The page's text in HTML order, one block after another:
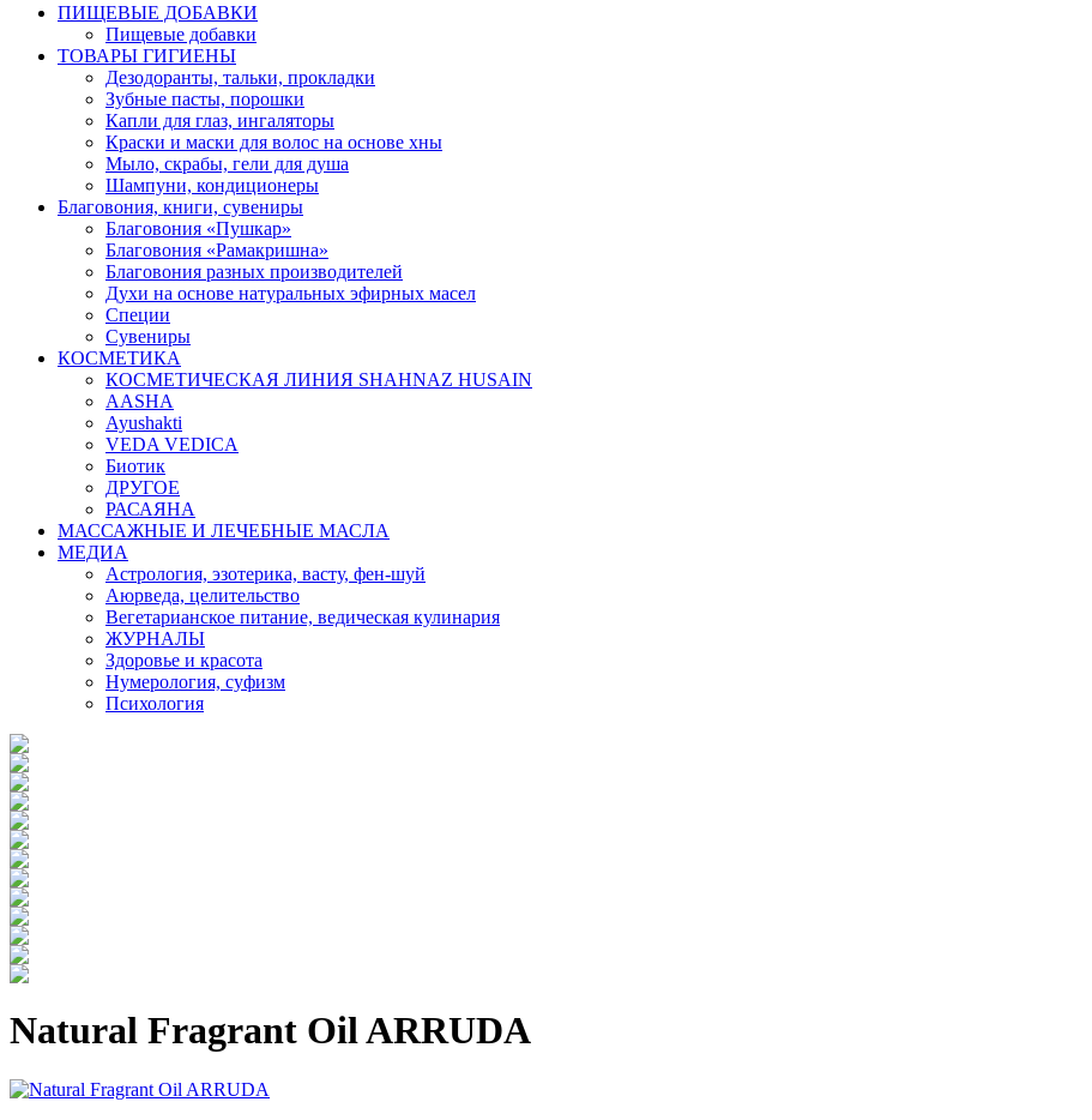
ПИЩЕВЫЕ ДОБАВКИ
Пищевые добавки
ТОВАРЫ ГИГИЕНЫ
Дезодоранты, тальки, прокладки
Зубные пасты, порошки
Капли для глаз, ингаляторы
Краски и маски для волос на основе хны
Мыло, скрабы, гели для душа
Шампуни, кондиционеры
Благовония, книги, сувениры
Благовония «Пушкар»
Благовония «Рамакришна»
Благовония разных производителей
Духи на основе натуральных эфирных масел
Специи
Сувениры
КОСМЕТИКА
КОСМЕТИЧЕСКАЯ ЛИНИЯ SHAHNAZ HUSAIN
AASHA
Ayushakti
VEDA VEDICA
Биотик
ДРУГОЕ
РАСАЯНА
МАССАЖНЫЕ И ЛЕЧЕБНЫЕ МАСЛА
МЕДИА
Астрология, эзотерика, васту, фен-шуй
Аюрведа, целительство
Вегетарианское питание, ведическая кулинария
ЖУРНАЛЫ
Здоровье и красота
Нумерология, суфизм
Психология
Natural Fragrant Oil ARRUDA